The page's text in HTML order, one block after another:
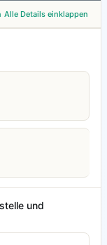
Alle Details einklappen
und